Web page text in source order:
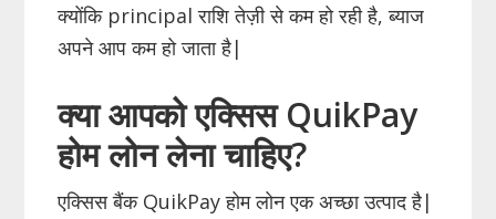
क्योंकि principal राशि तेज़ी से कम हो रही है, ब्याज
अपने आप कम हो जाता है|
क्या आपको एक्सिस QuikPay
होम लोन लेना चाहिए?
एक्सिस बैंक QuikPay होम लोन एक अच्छा उत्पाद है|